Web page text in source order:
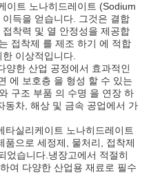
이트 노나히드레이트 (Sodium
득을 얻습니다. 그것은 결합
착력 및 열 안정성을 제공합
접착제 를 제조 하기 에 적합
이상적입니다.
양한 산업 공정에서 효과적인
에 보호층 을 형성 할 수 있는
구조 부품 의 수명 을 연장 하
동차, 해상 및 금속 공업에서 가
타실리케이트 노나히드레이트
품으로 세정제, 물처리, 접착제
었습니다.냉장고에서 적절히
여 다양한 산업용 재료로 필수